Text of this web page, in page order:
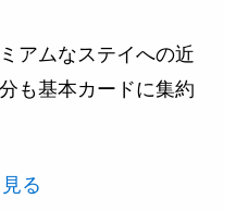
あと分割」が登場。
選べて、月々の負担